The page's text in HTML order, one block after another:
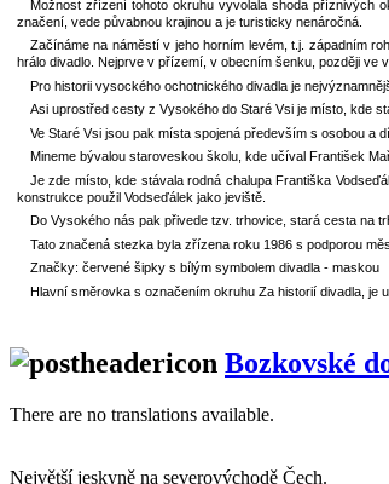
Možnost zřízení tohoto okruhu vyvolala shoda příznivých
značení, vede půvabnou krajinou a je turisticky nenáročná.
Začínáme na náměstí v jeho horním levém, t.j. západním
hrálo divadlo. Nejprve v přízemí, v obecním šenku, později ve
Pro historii vysockého ochotnického divadla je
Asi uprostřed cesty z Vysokého do Staré Vsi je místo, kde
Ve Staré Vsi jsou pak místa spojená především s osobou a
Mineme bývalou staroveskou školu, kde učíval František
Je zde místo, kde stávala rodná chalupa Františka
konstrukce použil Vodseďálek jako jeviště.
Do Vysokého nás pak přivede tzv. trhovice, stará cesta na
Tato značená stezka byla zřízena roku 1986 s podporou
Značky: červené šipky s bílým symbolem divadla - maskou
Hlavní směrovka s označením okruhu Za historií divadla, je
Bozkovské
There are no translations available.
Největší jeskyně na severovýchodě Čech.